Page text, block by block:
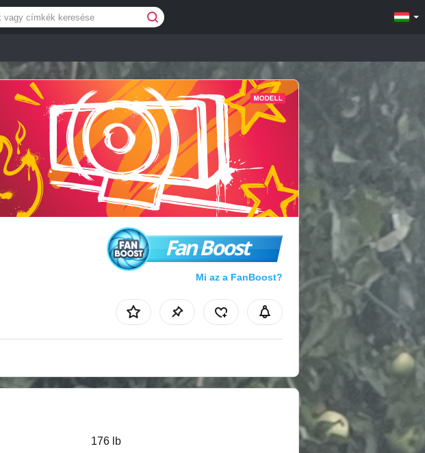
Fan Boost
Mi az a FanBoost?
176 lb